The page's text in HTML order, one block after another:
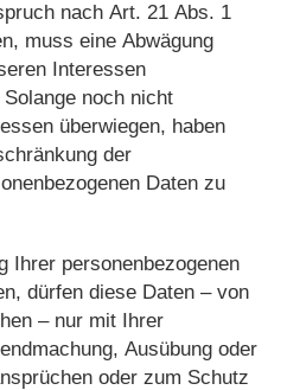
nach Art. 21 Abs. 1
muss eine Abwägung
Interessen
noch nicht
überwiegen, haben
der
Daten zu
Ihrer personenbezogenen
dürfen diese Daten – von
– nur mit Ihrer
Ausübung oder
oder zum Schutz